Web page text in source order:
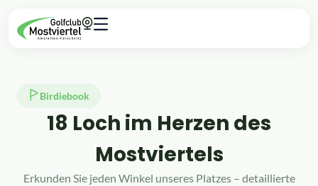
Birdiebook
18 Loch im Herzen des
Mostviertels
Erkunden Sie jeden Winkel unseres Platzes – detaillierte